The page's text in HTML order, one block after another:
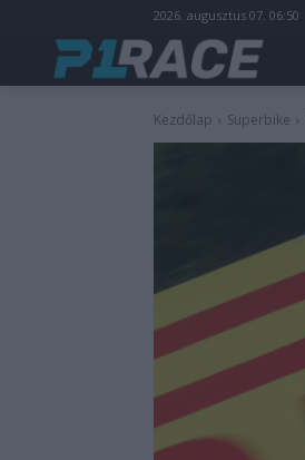
2026. augusztus 07. 06:50
Kezdőlap Superbike